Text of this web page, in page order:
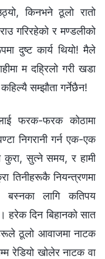
किनभने ठूलो रातो
गरिरहेको र मण्डलीको
दुष्ट कार्य थियो! मैले
म दह्रिलो गरी खडा
सम्झौता गर्नेछैन!
फरक-फरक कोठामा
निगरानी गर्न एक-एक
कुरा, सुत्‍ने समय, र हामी
तिनीहरूकै नियन्त्रणमा
बस्‍नका लागि कतिपय
हरेक दिन बिहानको सात
ठूलो आवाजमा नाटक
रेडियो खोलेर नाटक वा